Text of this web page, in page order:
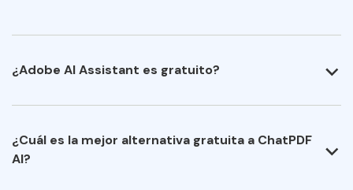
¿Adobe AI Assistant es gratuito?
¿Cuál es la mejor alternativa gratuita a ChatPDF
AI?